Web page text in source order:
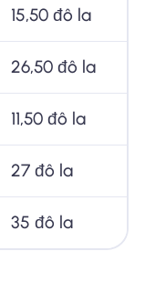
15,50 đô la
26,50 đô la
11,50 đô la
27 đô la
35 đô la